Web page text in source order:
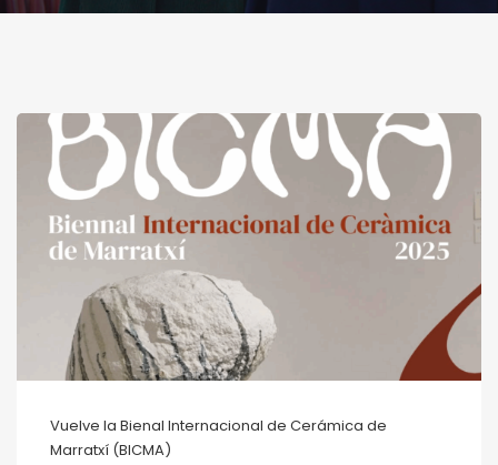
Vuelve la Bienal Internacional de Cerámica de
Marratxí (BICMA)